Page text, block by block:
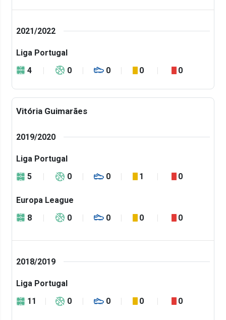
2021/2022
Liga Portugal
4
0 0 0 0
Vitória Guimarães
2019/2020
Liga Portugal
5
0 0 1 0
Europa League
8
0 0 0 0
2018/2019
Liga Portugal
11
0 0 0 0